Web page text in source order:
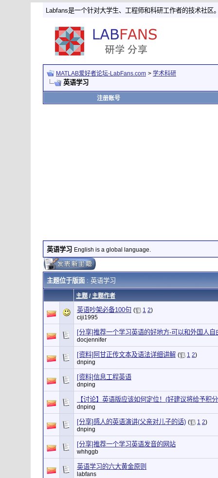
Labfans是一个针对大学生、工程师和科研工作者的技术社区
MATLAB爱好者论坛-LabFans.com > 学术科研
英语学习
注册账号
英语学习 English is a global language.
主题位于版面: 英语学习
主题/ 主题作者
英语吵架必备100句 ( 1 2)
ciji1995
[分享]推荐一个学习英语的好地方-可以和外国人自
docjennifer
[资料]阿甘正传文本及语法详细讲解 ( 1 2)
dnping
[资料]信息工程英语
dnping
【讨论】英语版应该如何定位！(好建议将给予积
dnping
[分享]感人的英语演讲(父亲对儿子的话) ( 1 2)
dnping
[分享]推荐一个学习英语发音的网站
whhggb
英语学习的六大黄金原则
labfans